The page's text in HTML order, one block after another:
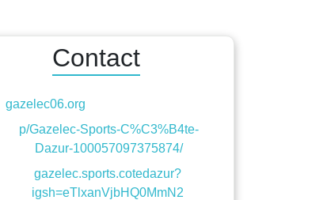
Contact
gazelec06.org
p/Gazelec-Sports-C%C3%B4te-
Dazur-100057097375874/
gazelec.sports.cotedazur?
igsh=eTlxanVjbHQ0MmN2